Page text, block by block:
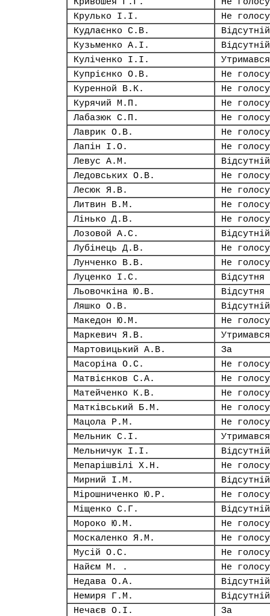
Крулько І.І.
Не
Кудлаєнко С.В.
Відсутній
Кузьменко А.І.
Відсутній
Куліченко І.І.
Утримався
Купрієнко О.В.
Не
Куренной В.К.
Не
Курячий М.П.
Не
Лабазюк С.П.
Не
Лаврик О.В.
Не
Лапін І.О.
Не
Левус А.М.
Відсутній
Ледовських О.В.
Не
Лесюк Я.В.
Не
Литвин В.М.
Не
Лінько Д.В.
Не
Лозовой А.С.
Відсутній
Лубінець Д.В.
Не
Лунченко В.В.
Не
Луценко І.С.
Відсутня
Льовочкіна Ю.В.
Відсутня
Ляшко О.В.
Відсутній
Македон Ю.М.
Не
Маркевич Я.В.
Утримався
Мартовицький А.В.
За
Масоріна О.С.
Не
Матвієнков С.А.
Не
Матейченко К.В.
Не
Матківський Б.М.
Не
Мацола Р.М.
Не
Мельник С.І.
Утримався
Мельничук І.І.
Відсутній
Мепарішвілі Х.Н.
Не
Мирний І.М.
Відсутній
Мірошниченко Ю.Р.
Не
Міщенко С.Г.
Відсутній
Мороко Ю.М.
Не
Москаленко Я.М.
Не
Мусій О.С.
Не
Найєм М. .
Не
Недава О.А.
Відсутній
Немиря Г.М.
Відсутній
Нечаєв О.І.
За